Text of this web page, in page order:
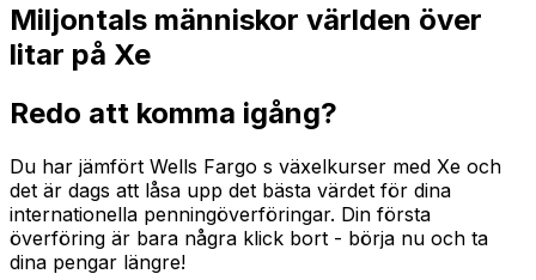
Miljontals människor världen över
litar på Xe
Redo att komma igång?
Du har jämfört Wells Fargo s växelkurser med Xe och
det är dags att låsa upp det bästa värdet för dina
internationella penningöverföringar. Din första
överföring är bara några klick bort - börja nu och ta
dina pengar längre!